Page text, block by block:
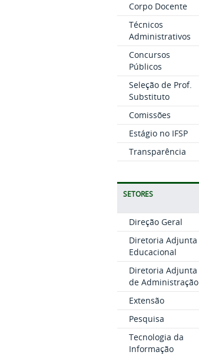
Corpo Docente
Técnicos
Administrativos
Concursos
Públicos
Seleção de Prof.
Substituto
Comissões
Estágio no IFSP
Transparência
SETORES
Direção Geral
Diretoria Adjunta
Educacional
Diretoria Adjunta
de Administração
Extensão
Pesquisa
Tecnologia da
Informação